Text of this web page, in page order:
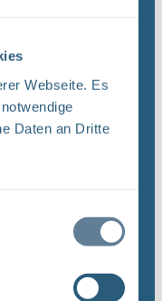
Webseite. Es
Daten an Dritte
viele Fragen
für